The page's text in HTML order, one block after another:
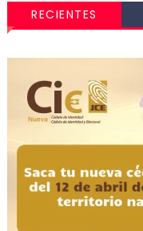
RECIENTES